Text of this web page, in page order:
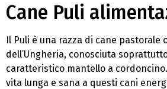
Cane Puli
Il Puli è una razza di cane pastorale
dell’Ungheria, conosciuta
caratteristico mantello a
vita lunga e sana a questi cani